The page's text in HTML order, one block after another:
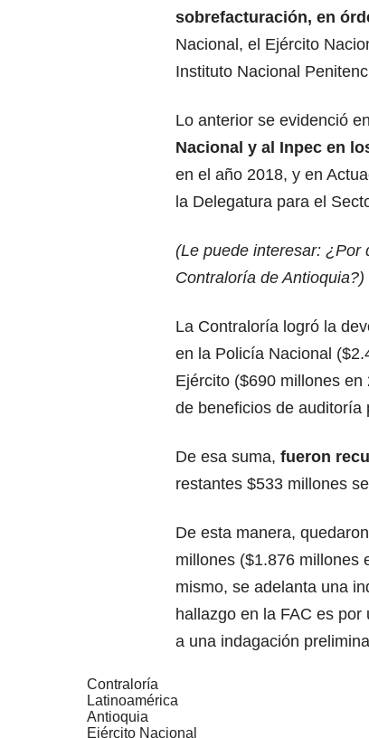
sobrefacturación, en
Nacional, el Ejército
Instituto Nacional
Lo anterior se evidenció
Nacional y al Inpec en
en el año 2018, y en
la Delegatura para el
(Le puede interesar: ¿Por
Contraloría de Antioquia?)
La Contraloría logró la
en la Policía Nacional
Ejército ($690 millones
de beneficios de auditoría
De esa suma, fueron
restantes $533 millones
De esta manera,
millones ($1.876 millones
mismo, se adelanta una
hallazgo en la FAC es
a una indagación
Contraloría
Latinoamérica
Antioquia
Ejército Nacional